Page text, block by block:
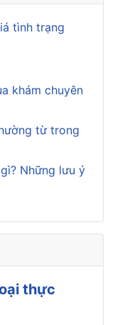
tình trạng
khám chuyên
từ trong
Những lưu ý
thực